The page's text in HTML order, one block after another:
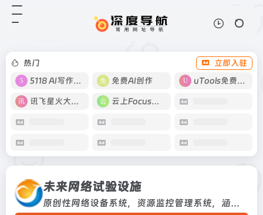
热门
立即入驻
5118 AI写作工具
免费AI创作 uTools免费工具箱
讯飞星火大模型 云上Focus接码
未来网络试验设施
原创性网络设备系统，资源监控管理系统，涵盖云计算服务、物联网应用、空间信息网络仿真、网络信息安全、高性能集成电路验证以及量子通信网络等开放式网络试验系统。该设施建成后，网络覆盖规模超过10个城市，支撑不少于128个异构网络并行实验，将为空间网络、光网络和量子网络研究提供必要的实验验证条件原创性网络设备系统，资源监控管理系统，涵盖云计算服务...
未来网络试验设施
系统，涵盖云计算服务、物联网应
用、空间信息网络仿真、网络信息安
信网络等开放式网络试验系统。该设
施...